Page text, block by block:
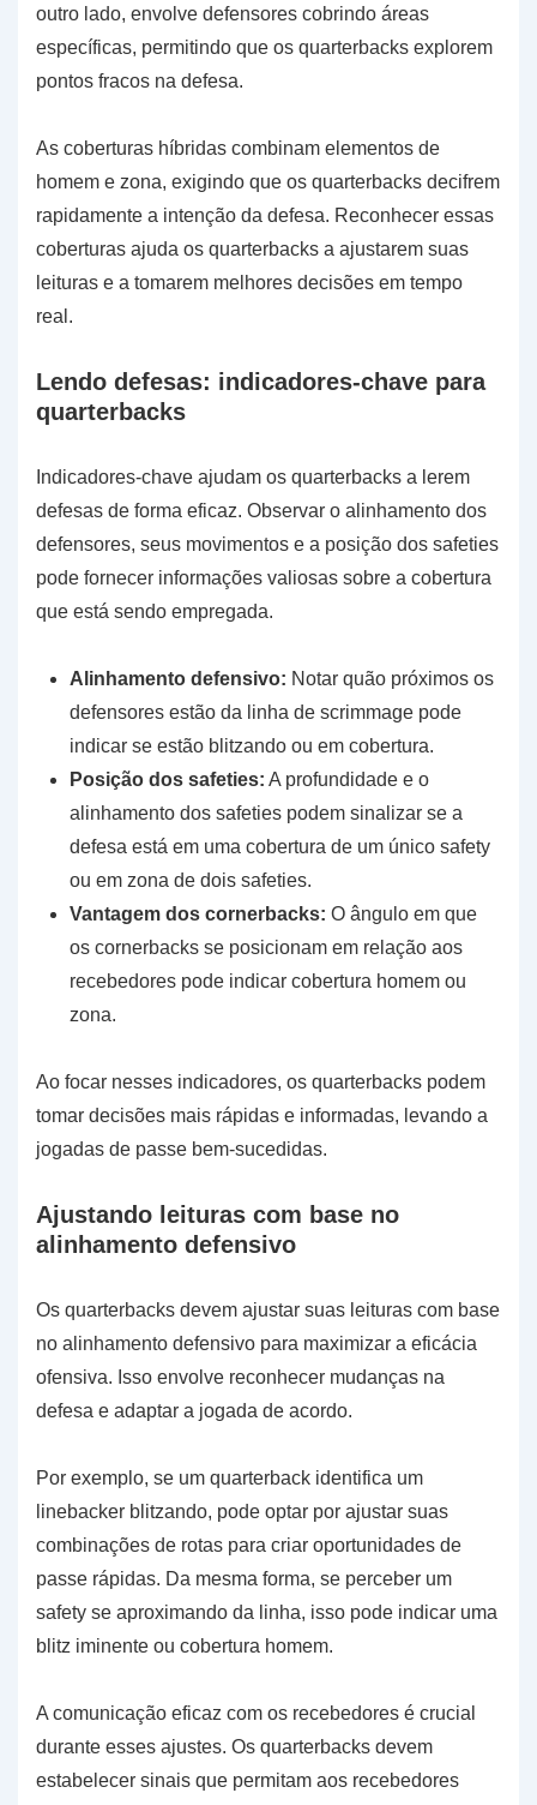
outro lado, envolve defensores cobrindo áreas
específicas, permitindo que os quarterbacks explorem
pontos fracos na defesa.
As coberturas híbridas combinam elementos de
homem e zona, exigindo que os quarterbacks decifrem
rapidamente a intenção da defesa. Reconhecer essas
coberturas ajuda os quarterbacks a ajustarem suas
leituras e a tomarem melhores decisões em tempo
real.
Lendo defesas: indicadores-chave para
quarterbacks
Indicadores-chave ajudam os quarterbacks a lerem
defesas de forma eficaz. Observar o alinhamento dos
defensores, seus movimentos e a posição dos safeties
pode fornecer informações valiosas sobre a cobertura
que está sendo empregada.
Alinhamento defensivo: Notar quão próximos os
defensores estão da linha de scrimmage pode
indicar se estão blitzando ou em cobertura.
Posição dos safeties: A profundidade e o
alinhamento dos safeties podem sinalizar se a
defesa está em uma cobertura de um único safety
ou em zona de dois safeties.
Vantagem dos cornerbacks: O ângulo em que
os cornerbacks se posicionam em relação aos
recebedores pode indicar cobertura homem ou
zona.
Ao focar nesses indicadores, os quarterbacks podem
tomar decisões mais rápidas e informadas, levando a
jogadas de passe bem-sucedidas.
Ajustando leituras com base no
alinhamento defensivo
Os quarterbacks devem ajustar suas leituras com base
no alinhamento defensivo para maximizar a eficácia
ofensiva. Isso envolve reconhecer mudanças na
defesa e adaptar a jogada de acordo.
Por exemplo, se um quarterback identifica um
linebacker blitzando, pode optar por ajustar suas
combinações de rotas para criar oportunidades de
passe rápidas. Da mesma forma, se perceber um
safety se aproximando da linha, isso pode indicar uma
blitz iminente ou cobertura homem.
A comunicação eficaz com os recebedores é crucial
durante esses ajustes. Os quarterbacks devem
estabelecer sinais que permitam aos recebedores